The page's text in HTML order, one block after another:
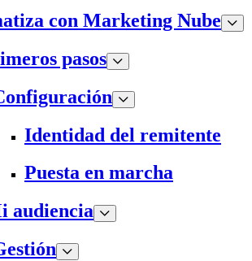
con Marketing Nube
pasos
Identidad del remitente
Puesta en marcha
audiencia